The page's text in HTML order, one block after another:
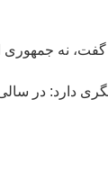
گفت، نه
فراتر از هر سال